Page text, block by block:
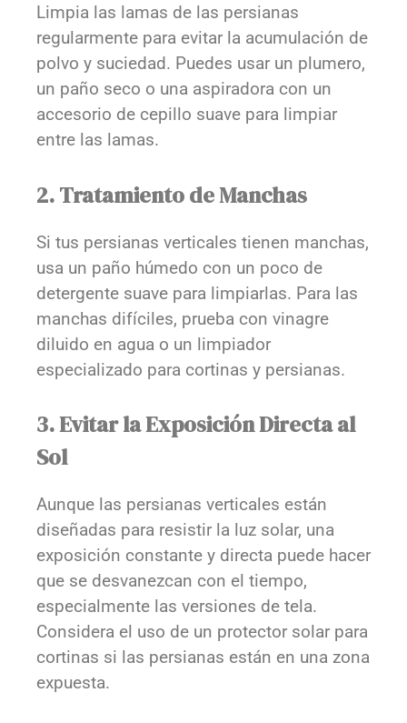
Limpia las lamas de las persianas
regularmente para evitar la acumulación de
polvo y suciedad. Puedes usar un plumero,
un paño seco o una aspiradora con un
accesorio de cepillo suave para limpiar
entre las lamas.
2. Tratamiento de Manchas
Si tus persianas verticales tienen manchas,
usa un paño húmedo con un poco de
detergente suave para limpiarlas. Para las
manchas difíciles, prueba con vinagre
diluido en agua o un limpiador
especializado para cortinas y persianas.
3. Evitar la Exposición Directa al
Sol
Aunque las persianas verticales están
diseñadas para resistir la luz solar, una
exposición constante y directa puede hacer
que se desvanezcan con el tiempo,
especialmente las versiones de tela.
Considera el uso de un protector solar para
cortinas si las persianas están en una zona
expuesta.